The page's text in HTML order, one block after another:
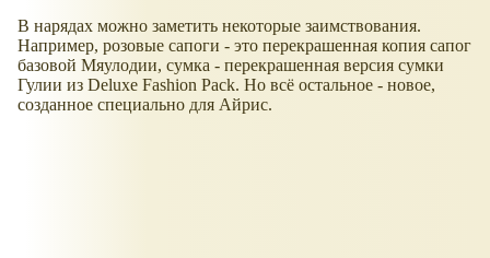
В нарядах можно заметить некоторые заимствования.
Например, розовые сапоги - это перекрашенная копия сапог
базовой Мяулодии, сумка - перекрашенная версия сумки
Гулии из Deluxe Fashion Pack. Но всё остальное - новое,
созданное специально для Айрис.